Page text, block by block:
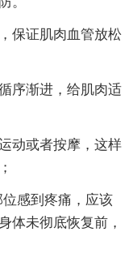
保证肌肉血管放松
序渐进，给肌肉适
动或者按摩，这样
感到疼痛，应该
体未彻底恢复前，